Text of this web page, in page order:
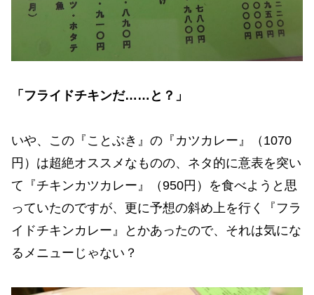
「フライドチキンだ……と？」
いや、この『ことぶき』の『カツカレー』（1070
円）は超絶オススメなものの、ネタ的に意表を突い
て『チキンカツカレー』（950円）を食べようと思
っていたのですが、更に予想の斜め上を行く『フラ
イドチキンカレー』とかあったので、それは気にな
るメニューじゃない？